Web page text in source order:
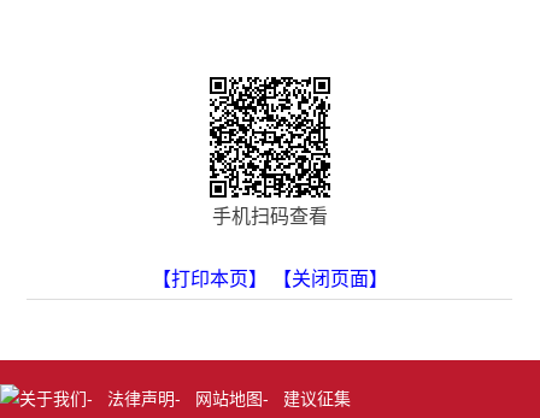
手机扫码查看
【打印本页】 【关闭页面】
关于我们- 法律声明- 网站地图- 建议征集